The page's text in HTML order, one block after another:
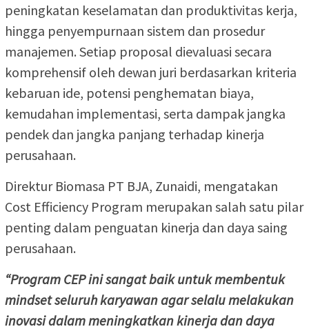
peningkatan keselamatan dan produktivitas kerja,
hingga penyempurnaan sistem dan prosedur
manajemen. Setiap proposal dievaluasi secara
komprehensif oleh dewan juri berdasarkan kriteria
kebaruan ide, potensi penghematan biaya,
kemudahan implementasi, serta dampak jangka
pendek dan jangka panjang terhadap kinerja
perusahaan.
Direktur Biomasa PT BJA, Zunaidi, mengatakan
Cost Efficiency Program merupakan salah satu pilar
penting dalam penguatan kinerja dan daya saing
perusahaan.
“Program CEP ini sangat baik untuk membentuk
mindset seluruh karyawan agar selalu melakukan
inovasi dalam meningkatkan kinerja dan daya